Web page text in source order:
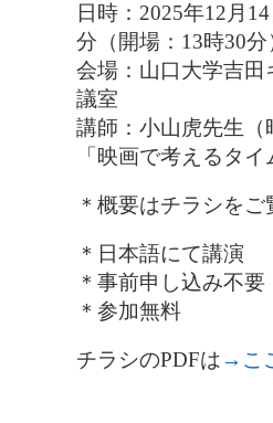
日時：2025年12月
分（開場：13時30分
会場：山口大学吉
議室
講師：小山虎先生
「映画で考えるタ
＊概要はチラシを
＊日本語にて講演
＊事前申し込み不要
＊参加無料
チラシのPDFは→こ